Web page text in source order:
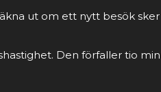
ut om ett nytt besök
Den förfaller tio